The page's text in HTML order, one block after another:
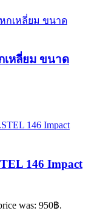
เหลี่ยม ขนาด
146 Impact
was: 950฿.